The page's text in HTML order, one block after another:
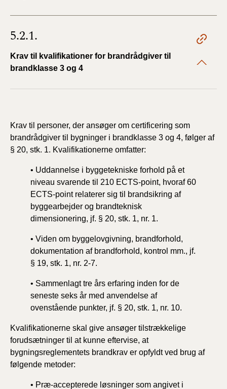
5.2.1.
Krav til kvalifikationer for brandrådgiver til
brandklasse 3 og 4
Krav til personer, der ansøger om certificering som
brandrådgiver til bygninger i brandklasse 3 og 4, følger af
§ 20, stk. 1. Kvalifikationerne omfatter:
• Uddannelse i byggetekniske forhold på et
niveau svarende til 210 ECTS-point, hvoraf 60
ECTS-point relaterer sig til brandsikring af
byggearbejder og brandteknisk
dimensionering, jf. § 20, stk. 1, nr. 1.
• Viden om byggelovgivning, brandforhold,
dokumentation af brandforhold, kontrol mm., jf.
§ 19, stk. 1, nr. 2-7.
• Sammenlagt tre års erfaring inden for de
seneste seks år med anvendelse af
ovenstående punkter, jf. § 20, stk. 1, nr. 10.
Kvalifikationerne skal give ansøger tilstrækkelige
forudsætninger til at kunne eftervise, at
bygningsreglementets brandkrav er opfyldt ved brug af
følgende metoder:
• Præ-accepterede løsninger som angivet i